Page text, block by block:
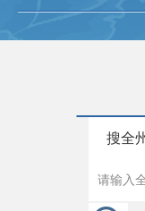
搜全